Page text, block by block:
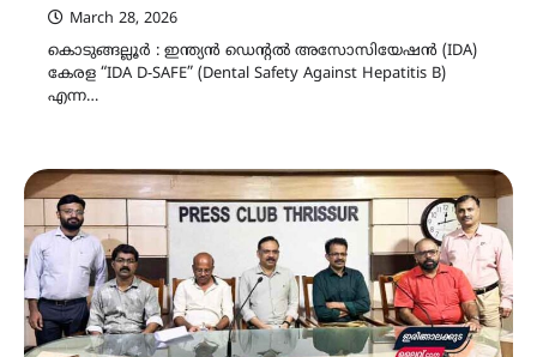
March 28, 2026
കൊടുങ്ങല്ലൂർ : ഇന്ത്യൻ ഡെന്റൽ അസോസിയേഷൻ (IDA)
കേരള “IDA D-SAFE” (Dental Safety Against Hepatitis B)
എന്ന…